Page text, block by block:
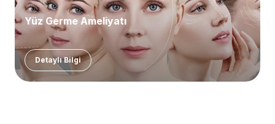
Yüz Germe Ameliyatı
Detaylı Bilgi